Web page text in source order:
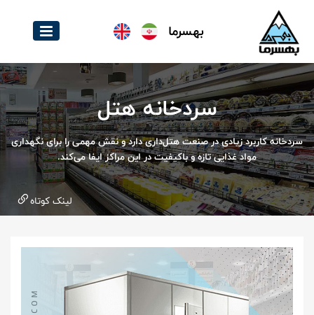
بهسرما
سردخانه هتل
سردخانه کاربرد زیادی در صنعت هتل‌داری دارد و نقش مهمی را برای نگهداری
مواد غذایی تازه و باکیفیت در این مراکز ایفا می‌کند.
لینک کوتاه